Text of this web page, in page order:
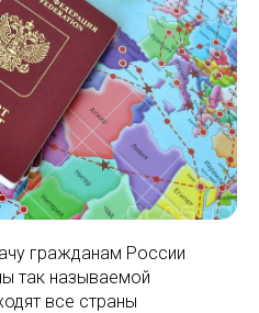
гражданам России
так называемой
все страны